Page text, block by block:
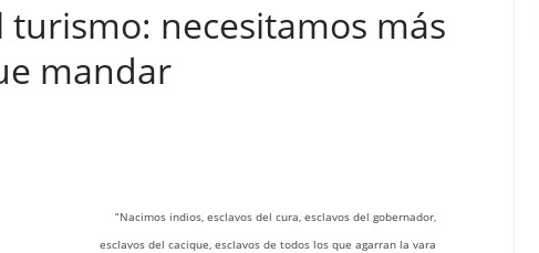
turismo: necesitamos más
mandar
“Nacimos indios, esclavos del cura, esclavos del gobernador,
esclavos del cacique, esclavos de todos los que agarran la vara